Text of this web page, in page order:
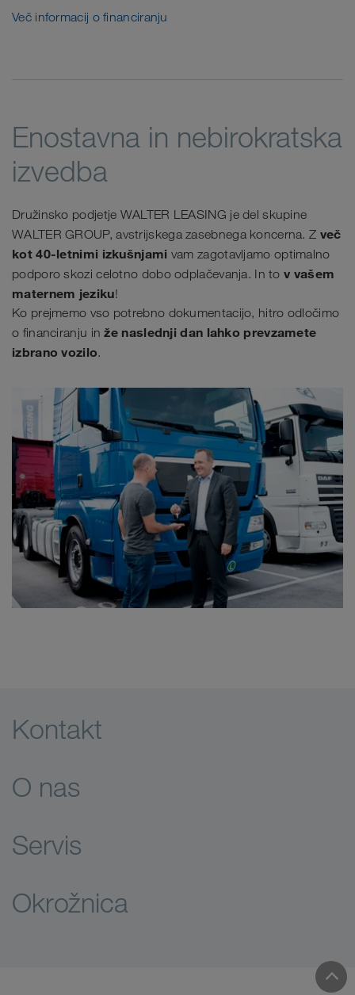
Več informacij o financiranju
Enostavna in nebirokratska
izvedba
Družinsko podjetje WALTER LEASING je del skupine
WALTER GROUP, avstrijskega zasebnega koncerna. Z več
kot 40-letnimi izkušnjami vam zagotavljamo optimalno
podporo skozi celotno dobo odplačevanja. In tov vašem
maternem jeziku!
Ko prejmemo vso potrebno dokumentacijo, hitro odločimo
o financiranju inže naslednji dan lahko prevzamete
izbrano vozilo.
Kontakt
O nas
Servis
Okrožnica